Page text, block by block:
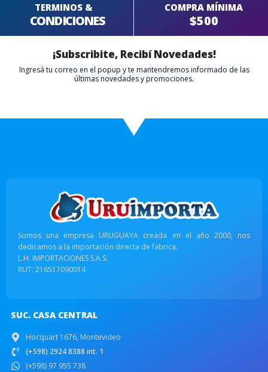
TERMINOS &
CONDICIONES
COMPRA MÍNIMA
$500
¡Subscribite, Recibí Novedades!
Ingresá tu correo en el popup y te mantendremos informado de las
últimas novedades y promociones.
Somos una empresa URUGUAYA creada en el año 2000, nos
dedicamos a la importación directa de fabrica.
L.H. IMPORTACIONES S.A.S.
RUT: 216517090014
SUC. CASA CENTRAL
Hocquart 1676, Montevideo
(+598) 2924 8388 int. 1
(+598) 97 955 738